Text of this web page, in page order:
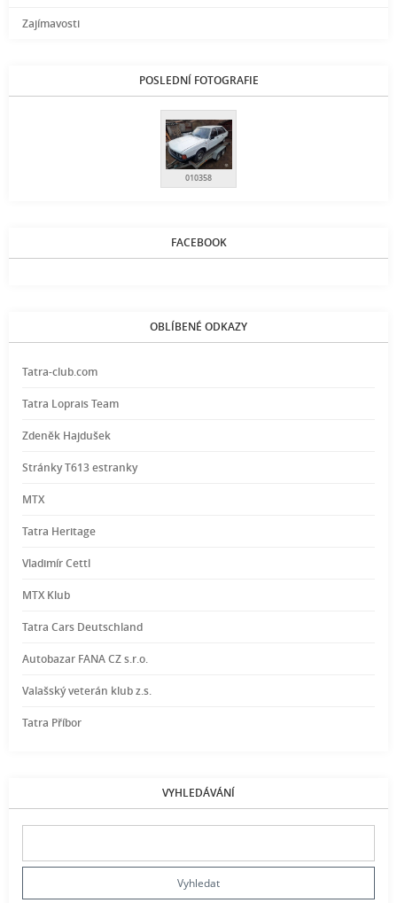
Zajímavosti
POSLEDNÍ FOTOGRAFIE
010358
FACEBOOK
OBLÍBENÉ ODKAZY
Tatra-club.com
Tatra Loprais Team
Zdeněk Hajdušek
Stránky T613 estranky
MTX
Tatra Heritage
Vladimír Cettl
MTX Klub
Tatra Cars Deutschland
Autobazar FANA CZ s.r.o.
Valašský veterán klub z.s.
Tatra Příbor
VYHLEDÁVÁNÍ